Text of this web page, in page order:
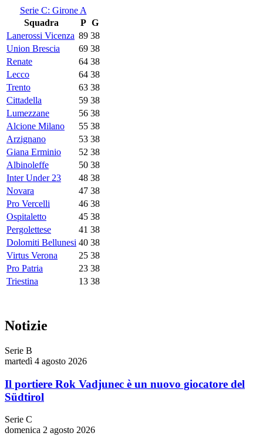
Serie C: Girone A
Squadra
P G
Lanerossi Vicenza 89 38
Union Brescia
69 38
Renate
64 38
Lecco
64 38
Trento
63 38
Cittadella
59 38
Lumezzane
56 38
Alcione Milano
55 38
Arzignano
53 38
Giana Erminio
52 38
Albinoleffe
50 38
Inter Under 23
48 38
Novara
47 38
Pro Vercelli
46 38
Ospitaletto
45 38
Pergolettese
41 38
Dolomiti Bellunesi 40 38
Virtus Verona
25 38
Pro Patria
23 38
Triestina
13 38
Notizie
Serie B
martedì 4 agosto 2026
Il portiere Rok Vadjunec è un nuovo giocatore del
Südtirol
Serie C
domenica 2 agosto 2026